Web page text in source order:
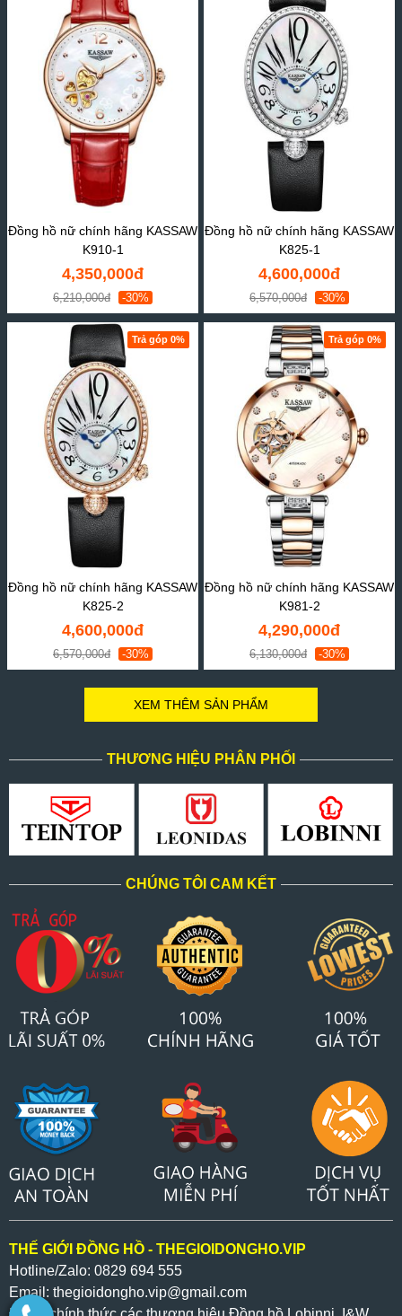
Đồng hồ nữ chính hãng KASSAW
K910-1
4,350,000đ
6,210,000đ -30%
Đồng hồ nữ chính hãng KASSAW
K825-1
4,600,000đ
6,570,000đ -30%
Trả góp 0%
Đồng hồ nữ chính hãng KASSAW
K825-2
4,600,000đ
6,570,000đ -30%
Trả góp 0%
Đồng hồ nữ chính hãng KASSAW
K981-2
4,290,000đ
6,130,000đ -30%
XEM THÊM SẢN PHẨM
THƯƠNG HIỆU PHÂN PHỐI
CHÚNG TÔI CAM KẾT
THẾ GIỚI ĐỒNG HỒ - THEGIOIDONGHO.VIP
Hotline/Zalo: 0829 694 555
Email: thegioidongho.vip@gmail.com